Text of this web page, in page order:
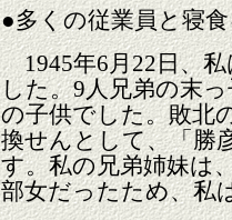
●多くの従業員と寝
1945年6月22日、私
した。9人兄弟の末
の子供でした。敗北
換せんとして、「勝
す。私の兄弟姉妹は
部女だったため、私